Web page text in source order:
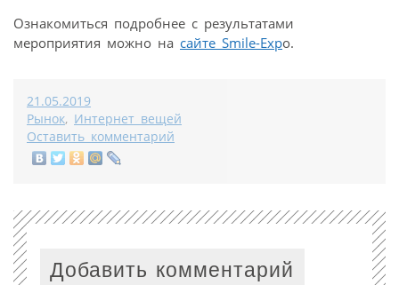
Ознакомиться подробнее с результатами
мероприятия можно на сайте Smile-Expo.
21.05.2019
Рынок, Интернет вещей
Оставить комментарий
Добавить комментарий